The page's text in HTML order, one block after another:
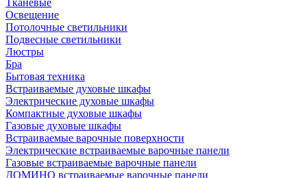
Тканевые
Освещение
Потолочные светильники
Подвесные светильники
Люстры
Бра
Бытовая техника
Встраиваемые духовые шкафы
Электрические духовые шкафы
Компактные духовые шкафы
Газовые духовые шкафы
Встраиваемые варочные поверхности
Электрические встраиваемые варочные панели
Газовые встраиваемые варочные панели
ДОМИНО встраиваемые варочные панели